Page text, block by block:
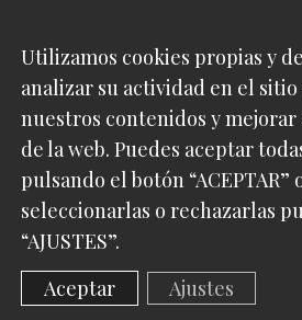
Pinterest
Instagram
Web diseñada por:
Utilizamos cookies propias y
analizar su actividad en el
nuestros contenidos y
de la web. Puedes aceptar
pulsando el botón “ACEPTAR”
seleccionarlas o rechazarlas
“AJUSTES”.
Aceptar
Ajustes